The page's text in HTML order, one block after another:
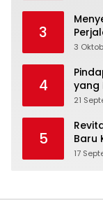
3
Hati
3
4
yang
21
5
Baru
17